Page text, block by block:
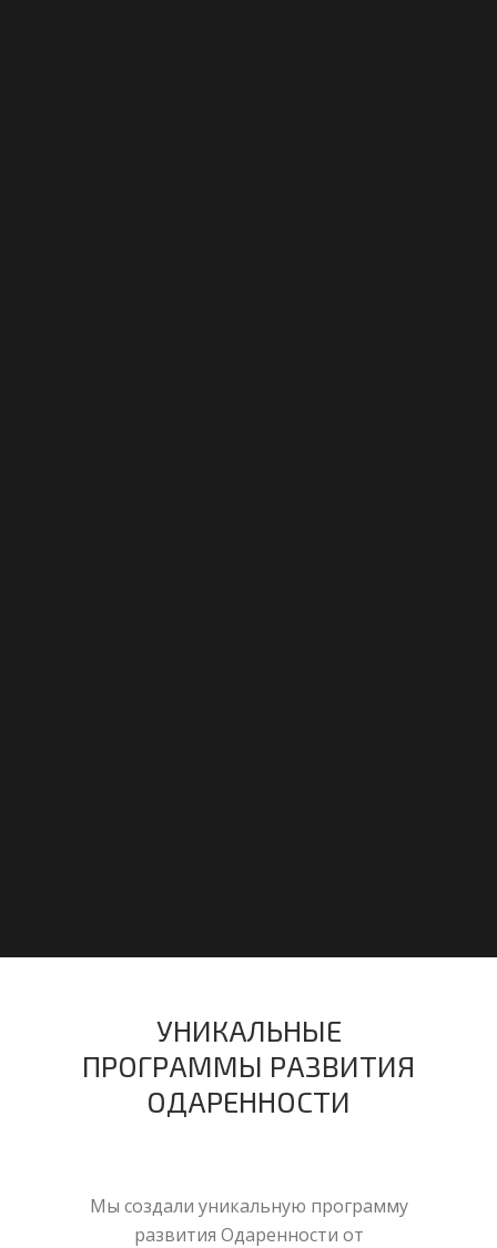
УНИКАЛЬНЫЕ
ПРОГРАММЫ РАЗВИТИЯ
ОДАРЕННОСТИ
Мы создали уникальную программу
развития Одаренности от